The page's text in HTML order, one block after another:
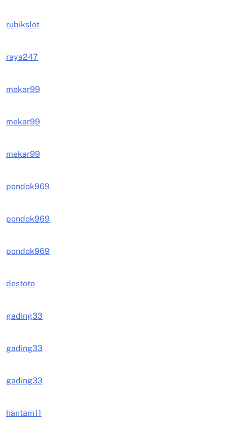
rubikslot
raya247
mekar99
mekar99
mekar99
pondok969
pondok969
pondok969
destoto
gading33
gading33
gading33
hantam11